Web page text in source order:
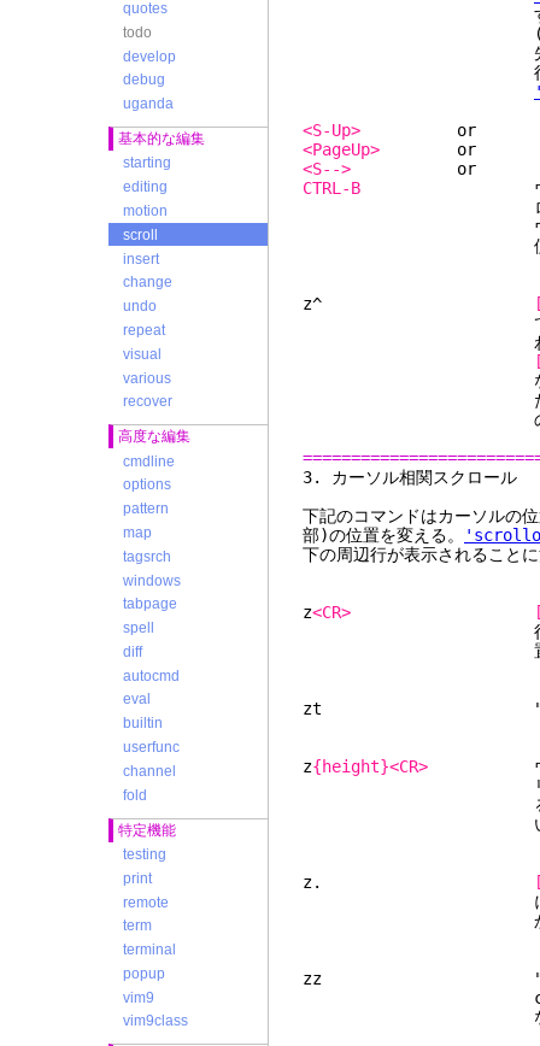
quotes
todo
develop
debug
uganda
基本的な編集
starting
editing
motion
scroll
insert
change
undo
repeat
visual
various
recover
高度な編集
cmdline
options
pattern
map
tagsrch
windows
tabpage
spell
diff
autocmd
eval
builtin
userfunc
channel
fold
特定機能
testing
print
remote
term
terminal
popup
vim9
vim9class
する。カーソルも
(もし可能ならば;
先頭に達した時は
行にある時は何
<S-Up>
<PageUp>
<S-->
CTRL-B ウィンドウ
ロールす
ウィンドウが1
使われ
z^
て再描画する。カ
わせられ
なるようにスクロ
た行を最下行にし
の非空白文字
3. カーソル
下記のコマンドはカーソルの
部)の位置を変える。
下の周辺行が表示されること
z<CR>
行にして再描画す
置かれ
zt
z{height}<CR> ウィン
リーンの更新が非
る。物理的なスク
い
z.
にして再描画する
かれる
zz "z." と同様だが
caps-lockが有効
なり、バッファ